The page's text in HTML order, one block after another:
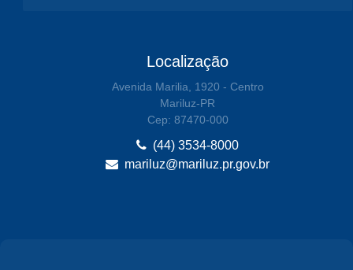
Localização
Avenida Marilia, 1920 - Centro
Mariluz-PR
Cep: 87470-000
(44) 3534-8000
mariluz@mariluz.pr.gov.br